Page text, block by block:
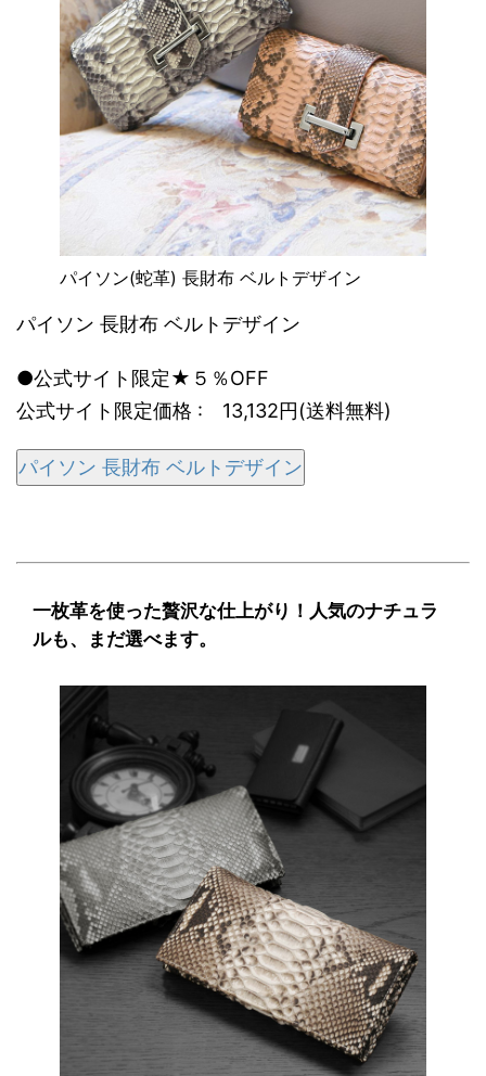
パイソン(蛇革) 長財布 ベルトデザイン
パイソン 長財布 ベルトデザイン
●公式サイト限定★５％OFF
公式サイト限定価格 : 13,132円(送料無料)
パイソン 長財布 ベルトデザイン
一枚革を使った贅沢な仕上がり！人気のナチュラ
ルも、まだ選べます。